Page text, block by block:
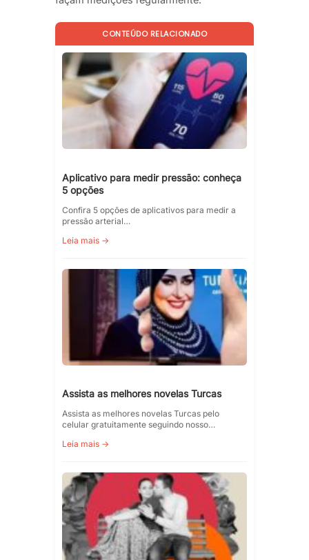
CONTEÚDO RELACIONADO
Aplicativo para medir pressão: conheça
5 opções
Confira 5 opções de aplicativos para medir a
pressão arterial…
Leia mais →
Assista as melhores novelas Turcas
Assista as melhores novelas Turcas pelo
celular gratuitamente seguindo nosso…
Leia mais →